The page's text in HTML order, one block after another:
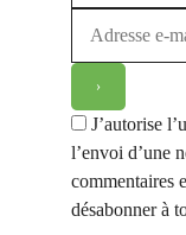
J’autorise
l’envoi d’une
commentaires
désabonner à